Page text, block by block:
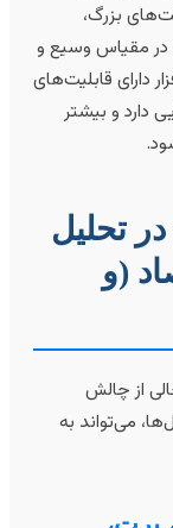
وسیع و
قابلیت‌های
و بیشتر
(و
چالش
به